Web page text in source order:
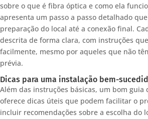
sobre o que é fibra óptica e como ela
apresenta um passo a passo detalhado
preparação do local até a conexão final.
descrita de forma clara, com instruções
facilmente, mesmo por aqueles que não
prévia.
Dicas para uma instalação bem-
Além das instruções básicas, um bom guia
oferece dicas úteis que podem facilitar o
incluir recomendações sobre a escolha do